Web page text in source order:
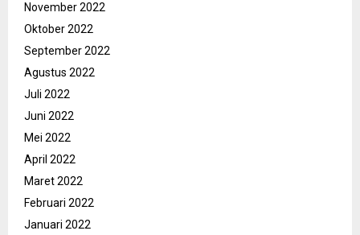
November 2022
Oktober 2022
September 2022
Agustus 2022
Juli 2022
Juni 2022
Mei 2022
April 2022
Maret 2022
Februari 2022
Januari 2022